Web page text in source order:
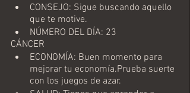
CONSEJO: Sigue buscando aquello
que te motive.
NÚMERO DEL DÍA: 23
CÁNCER
ECONOMÍA: Buen momento para
mejorar tu economía.Prueba suerte
con los juegos de azar.